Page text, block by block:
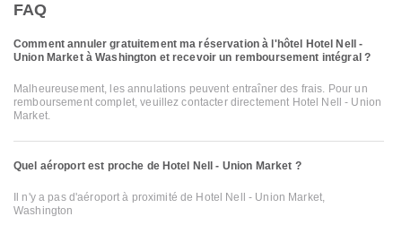
FAQ
Comment annuler gratuitement ma réservation à l'hôtel Hotel Nell -
Union Market à Washington et recevoir un remboursement intégral ?
Malheureusement, les annulations peuvent entraîner des frais. Pour un
remboursement complet, veuillez contacter directement Hotel Nell - Union
Market.
Quel aéroport est proche de Hotel Nell - Union Market ?
Il n'y a pas d'aéroport à proximité de Hotel Nell - Union Market,
Washington